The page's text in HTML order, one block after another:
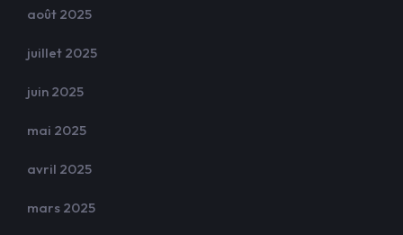
août 2025
juillet 2025
juin 2025
mai 2025
avril 2025
mars 2025